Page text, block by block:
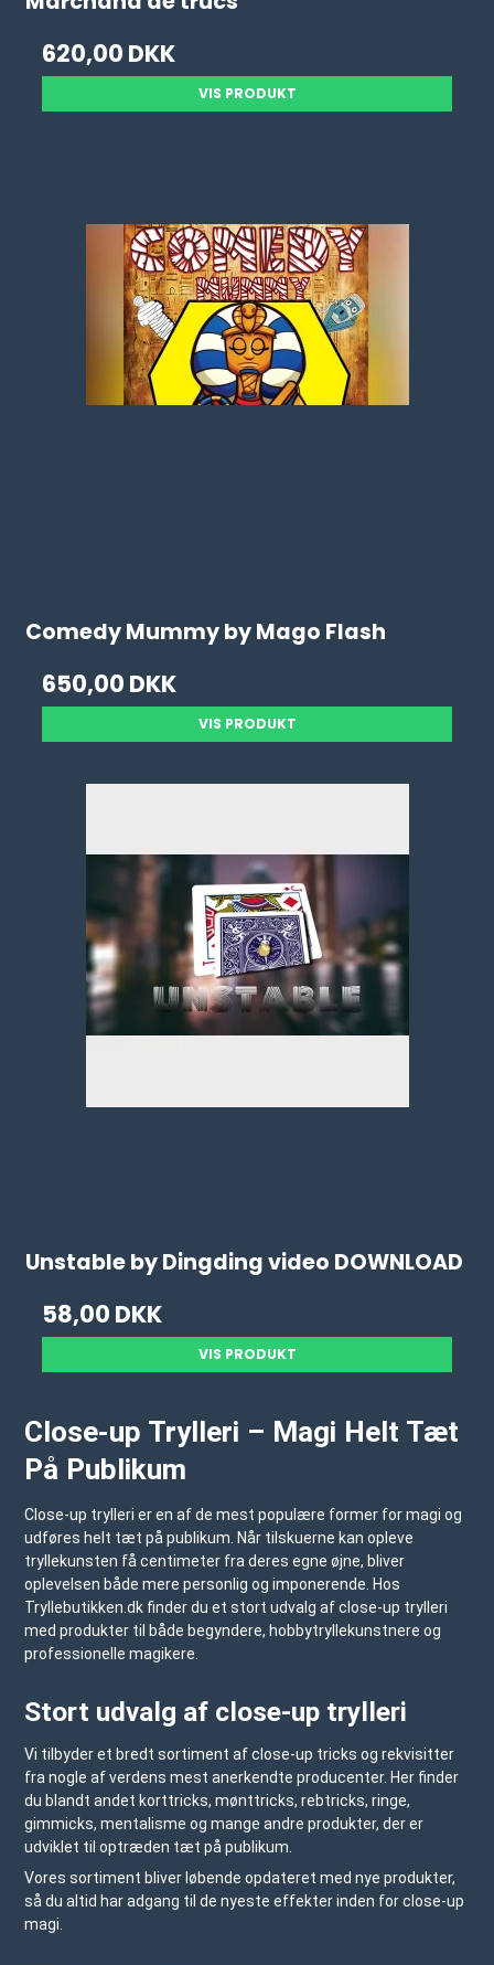
620,00 DKK
VIS PRODUKT
Comedy Mummy by Mago Flash
650,00 DKK
VIS PRODUKT
Unstable by Dingding video DOWNLOAD
58,00 DKK
VIS PRODUKT
Close-up Trylleri – Magi Helt Tæt
På Publikum
Close-up trylleri er en af de mest populære former for magi og
udføres helt tæt på publikum. Når tilskuerne kan opleve
tryllekunsten få centimeter fra deres egne øjne, bliver
oplevelsen både mere personlig og imponerende. Hos
Tryllebutikken.dk finder du et stort udvalg af close-up trylleri
med produkter til både begyndere, hobbytryllekunstnere og
professionelle magikere.
Stort udvalg af close-up trylleri
Vi tilbyder et bredt sortiment af close-up tricks og rekvisitter
fra nogle af verdens mest anerkendte producenter. Her finder
du blandt andet korttricks, mønttricks, rebtricks, ringe,
gimmicks, mentalisme og mange andre produkter, der er
udviklet til optræden tæt på publikum.
Vores sortiment bliver løbende opdateret med nye produkter,
så du altid har adgang til de nyeste effekter inden for close-up
magi.